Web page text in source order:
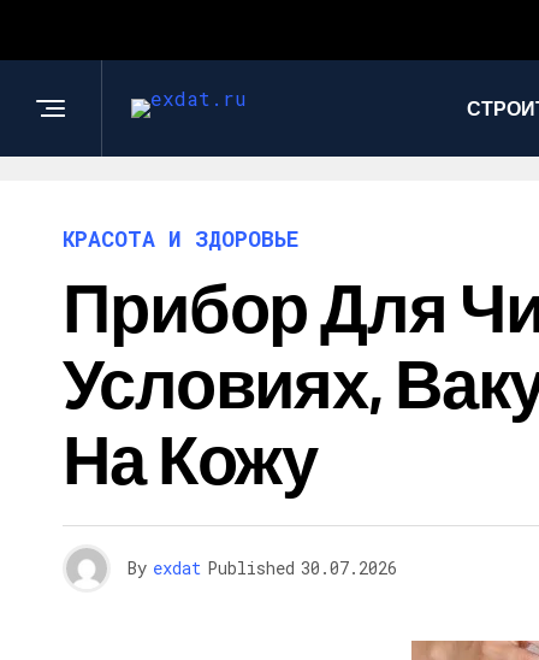
КРАСОТА И ЗДОРОВЬЕ
Прибор Для
Условиях,
На Кожу
By exdat Published 30.07.2026